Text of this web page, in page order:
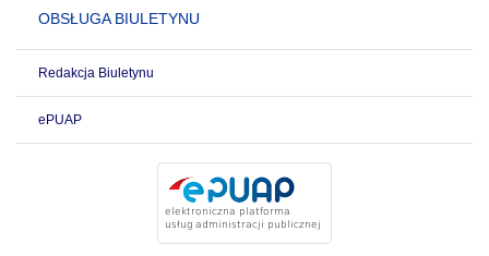
OBSŁUGA BIULETYNU
Redakcja Biuletynu
ePUAP